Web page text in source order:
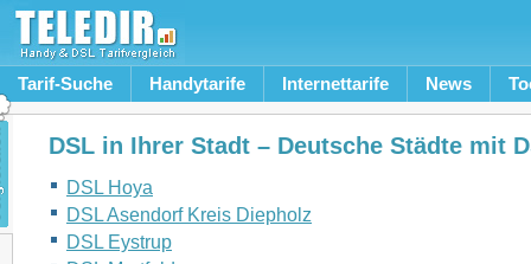
Tarif-Suche Handytarife Internettarife News
DSL in Ihrer Stadt – Deutsche Städte mit
DSL Hoya
DSL Asendorf Kreis Diepholz
DSL Eystrup